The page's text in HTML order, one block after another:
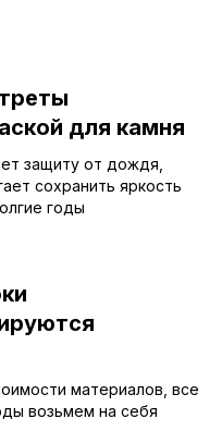
для камня
защиту от дождя,
сохранить яркость
годы
материалов, все
возьмем на себя